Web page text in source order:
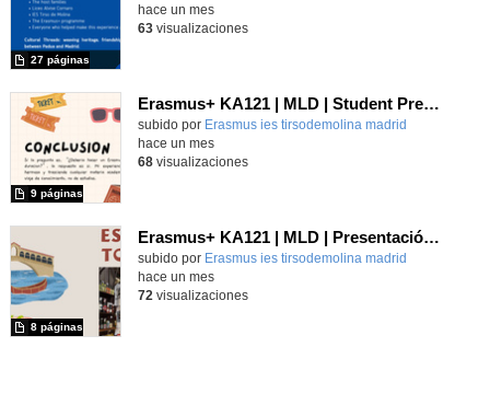
27 páginas
hace un mes
63visualizaciones
Erasmus+ KA121 | MLD | Student Presentation 2 | San Bonifacio-Verona 2025
Contenido educativo.
subido por Erasmus ies tirsodemolina madrid
9 páginas
hace un mes
68visualizaciones
Erasmus+ KA121 | MLD | Presentación 1 | Verona 2025
Contenido educativo.
subido por Erasmus ies tirsodemolina madrid
8 páginas
hace un mes
72 visualizaciones